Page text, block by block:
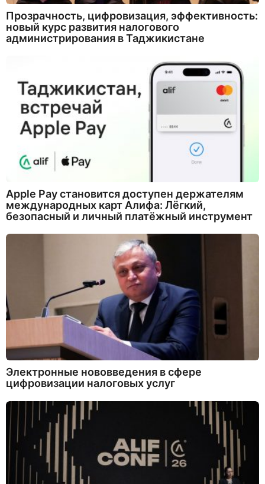
Прозрачность, цифровизация, эффективность:
новый курс развития налогового
администрирования в Таджикистане
Apple Pay становится доступен держателям
международных карт Алифа: Лёгкий,
безопасный и личный платёжный инструмент
Электронные нововведения в сфере
цифровизации налоговых услуг